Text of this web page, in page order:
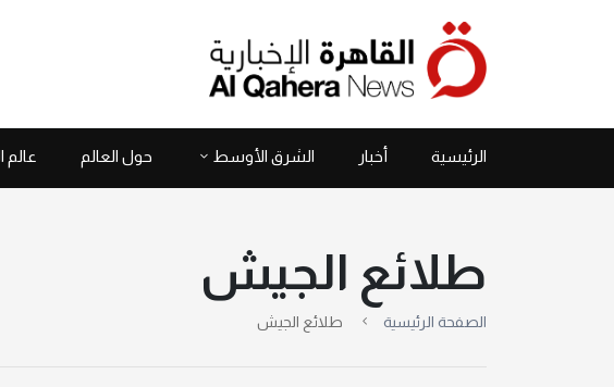
الرئيسية أخبار الشرق الأوسط حول العالم عالم
طلائع الجيش
الصفحة الرئيسية طلائع الجيش